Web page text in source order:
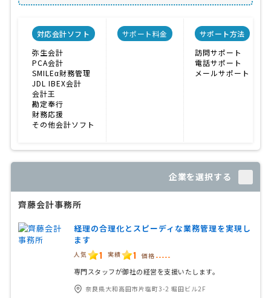
対応会計ソフト
弥生会計
PCA会計
SMILEα財務管理
JDL IBEX会計
会計王
勘定奉行
財務応援
その他会計ソフト
サポート料金
サポート方法
訪問サポート
電話サポート
メールサポート
企業を選択する
齊藤会計事務所
経理の合理化とスピーディな業務管理を実現し
ます
人気 1 実績 1 価格 -----
専門スタッフが御社の経営を支援いたします。
奈良県大和高田市片塩町3-2 堀田ビル2F